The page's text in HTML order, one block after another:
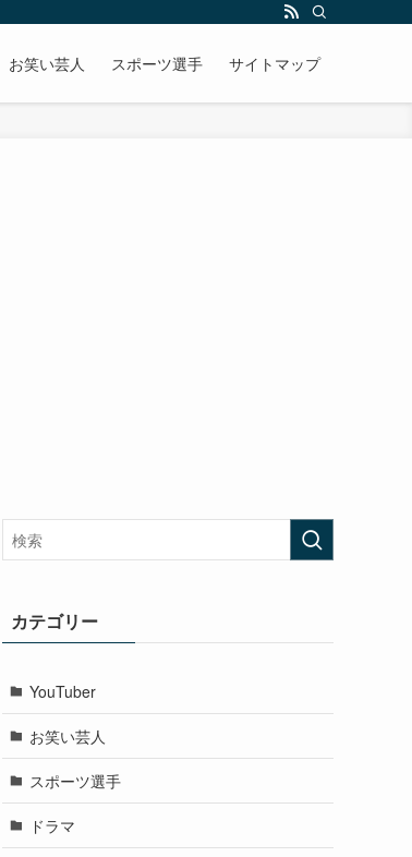
お笑い芸人 スポーツ選手 サイトマップ
カテゴリー
YouTuber
お笑い芸人
スポーツ選手
ドラマ